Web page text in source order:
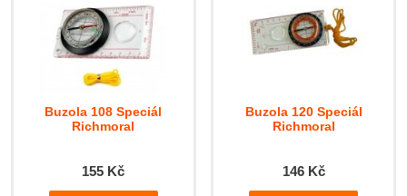
Buzola 108 Speciál
Richmoral
155 Kč
Buzola 120 Speciál
Richmoral
146 Kč